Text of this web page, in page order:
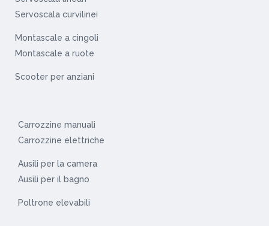
Servoscala curvilinei
Montascale a cingoli
Montascale a ruote
Scooter per anziani
Carrozzine manuali
Carrozzine elettriche
Ausili per la camera
Ausili per il bagno
Poltrone elevabili